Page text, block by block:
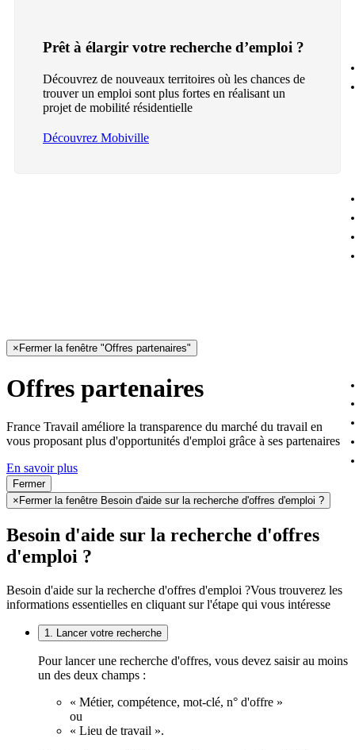
Prêt à élargir votre recherche d’emploi ?
Découvrez de nouveaux territoires où les chances de
trouver un emploi sont plus fortes en réalisant un
projet de mobilité résidentielle
Découvrez Mobiville
× Fermer la fenêtre "Offres partenaires"
Offres partenaires
France Travail améliore la transparence du marché du travail en
vous proposant plus d'opportunités d'emploi grâce à ses partenaires
En savoir plus
Fermer
× Fermer la fenêtre Besoin d'aide sur la recherche d'offres d'emploi ?
Besoin d'aide sur la recherche d'offres
d'emploi ?
Besoin d'aide sur la recherche d'offres d'emploi ?Vous trouverez les
informations essentielles en cliquant sur l'étape qui vous intéresse
1. Lancer votre recherche
Pour lancer une recherche d'offres, vous devez saisir au moins
un des deux champs :
« Métier, compétence, mot-clé, n° d'offre »
ou
« Lieu de travail ».